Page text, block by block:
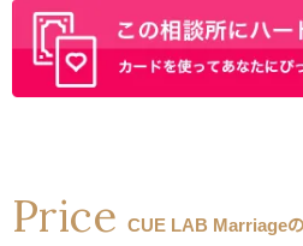
Price CUE LAB Marriage